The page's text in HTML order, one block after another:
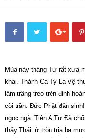
Mùa này tháng Tư rất xưa
khai. Thành Ca Tỳ La Vệ
lăm trăng treo trên đỉnh
cõi trần. Đức Phật đản
ngọc ngà. Tiên A Tư Đà
thấy Thái tử tròn trịa ba